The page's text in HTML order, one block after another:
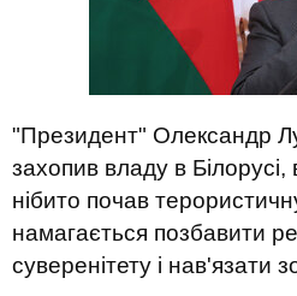
"Президент" Олександр
захопив владу в
нібито почав
намагається позбавити
суверенітету і нав'язати